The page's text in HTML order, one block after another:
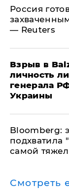
​Россия
— Reuters
​Взрыв в
личность
генерала
Украины
Bloomberg:
подхватила
самой
Смотреть